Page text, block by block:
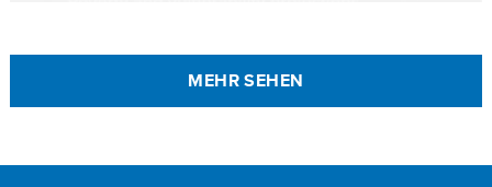
MEHR SEHEN